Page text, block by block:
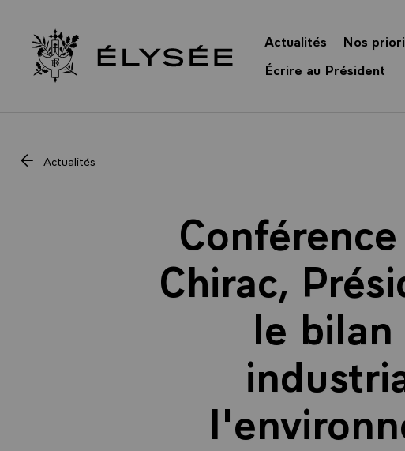
Retour à l’accueil Élysée
Actualités Nos
Écrire au Président
Actualités
Chirac,
le